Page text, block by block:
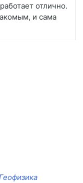
отлично.
и сама